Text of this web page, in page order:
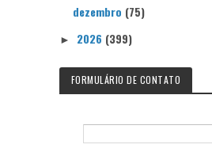
dezembro (75)
► 2026 (399)
FORMULÁRIO DE CONTATO